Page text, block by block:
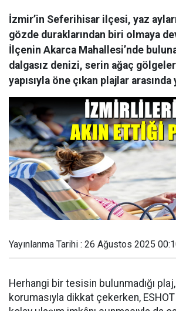
İzmir’in Seferihisar ilçesi, yaz
gözde duraklarından biri olmaya
İlçenin Akarca Mahallesi’nde
dalgasız denizi, serin ağaç
yapısıyla öne çıkan plajlar arasında
Yayınlanma Tarihi : 26 Ağustos 2025
Herhangi bir tesisin bulunmadığı plaj,
korumasıyla dikkat çekerken,